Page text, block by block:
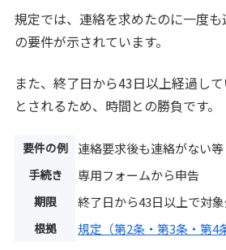
規定では、連絡を求めたのに一度
の要件が示されています。
また、終了日から43日以上経過し
とされるため、時間との勝負です。
要件の例 連絡要求後も連絡がない等
手続き 専用フォームから申告
期限 終了日から43日以上で対
根拠 規定（第2条・第3条・第4